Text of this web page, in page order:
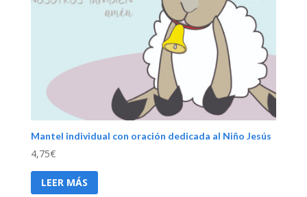
Mantel individual con oración dedicada al Niño Jesús
4,75€
LEER MÁS